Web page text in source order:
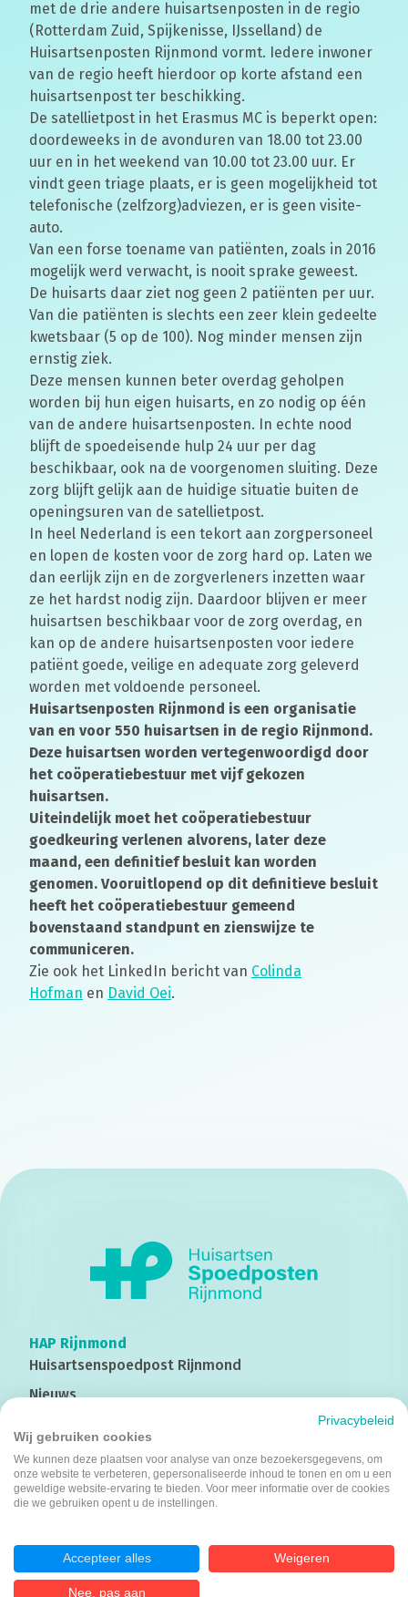
met de drie andere huisartsenposten in de regio
(Rotterdam Zuid, Spijkenisse, IJsselland) de
Huisartsenposten Rijnmond vormt. Iedere inwoner
van de regio heeft hierdoor op korte afstand een
huisartsenpost ter beschikking.
De satellietpost in het Erasmus MC is beperkt open:
doordeweeks in de avonduren van 18.00 tot 23.00
uur en in het weekend van 10.00 tot 23.00 uur. Er
vindt geen triage plaats, er is geen mogelijkheid tot
telefonische (zelfzorg)adviezen, er is geen visite-
auto.
Van een forse toename van patiënten, zoals in 2016
mogelijk werd verwacht, is nooit sprake geweest.
De huisarts daar ziet nog geen 2 patiënten per uur.
Van die patiënten is slechts een zeer klein gedeelte
kwetsbaar (5 op de 100). Nog minder mensen zijn
ernstig ziek.
Deze mensen kunnen beter overdag geholpen
worden bij hun eigen huisarts, en zo nodig op één
van de andere huisartsenposten. In echte nood
blijft de spoedeisende hulp 24 uur per dag
beschikbaar, ook na de voorgenomen sluiting. Deze
zorg blijft gelijk aan de huidige situatie buiten de
openingsuren van de satellietpost.
In heel Nederland is een tekort aan zorgpersoneel
en lopen de kosten voor de zorg hard op. Laten we
dan eerlijk zijn en de zorgverleners inzetten waar
ze het hardst nodig zijn. Daardoor blijven er meer
huisartsen beschikbaar voor de zorg overdag, en
kan op de andere huisartsenposten voor iedere
patiënt goede, veilige en adequate zorg geleverd
worden met voldoende personeel.
Huisartsenposten Rijnmond is een organisatie
van en voor 550 huisartsen in de regio Rijnmond.
Deze huisartsen worden vertegenwoordigd door
het coöperatiebestuur met vijf gekozen
huisartsen.
Uiteindelijk moet het coöperatiebestuur
goedkeuring verlenen alvorens, later deze
maand, een definitief besluit kan worden
genomen. Vooruitlopend op dit definitieve besluit
heeft het coöperatiebestuur gemeend
bovenstaand standpunt en zienswijze te
communiceren.
Zie ook het LinkedIn bericht van Colinda
Hofman en David Oei.
HAP Rijnmond
Huisartsenspoedpost Rijnmond
Nieuws
Werken bij
Kom bij ons werken
Privacyverklaring
Privacybeleid
Wij gebruiken cookies
We kunnen deze plaatsen voor analyse van onze bezoekersgegevens, om
onze website te verbeteren, gepersonaliseerde inhoud te tonen en om u een
geweldige website-ervaring te bieden. Voor meer informatie over de cookies
die we gebruiken opent u de instellingen.
Accepteer alles Weigeren
Nee, pas aan